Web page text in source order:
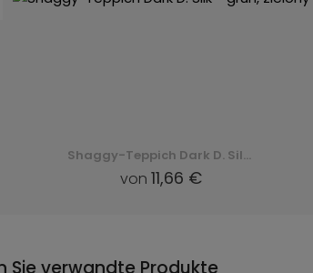
Shaggy-Teppich Dark D. Silk - grün, zielony
von 11,66 €
Sie verwandte Produkte